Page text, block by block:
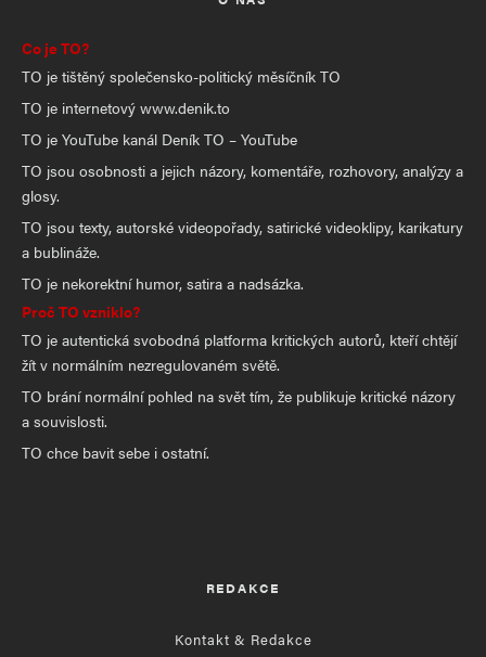
Co je TO?
TO je tištěný společensko-politický měsíčník TO
TO je internetový www.denik.to
TO je YouTube kanál Deník TO – YouTube
TO jsou osobnosti a jejich názory, komentáře, rozhovory, analýzy a
glosy.
TO jsou texty, autorské videopořady, satirické videoklipy, karikatury
a bublináže.
TO je nekorektní humor, satira a nadsázka.
Proč TO vzniklo?
TO je autentická svobodná platforma kritických autorů, kteří chtějí
žít v normálním nezregulovaném světě.
TO brání normální pohled na svět tím, že publikuje kritické názory
a souvislosti.
TO chce bavit sebe i ostatní.
REDAKCE
Kontakt & Redakce